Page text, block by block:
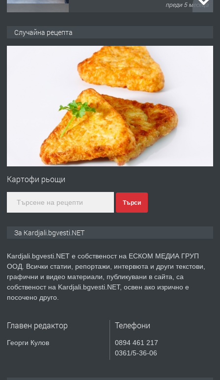
преди 6 месеца
Гараж под наем в супер център
Кърджали
преди 10 месеца
№3972 Парцел в регулация на брега
„Електротехник”/”Електромонтьор”
обучение
преди 1 година
ПРЕДЛАГА
Курсове-
**Прекрасен имот за продажба в
Случайна рецепта
Картофи рьощи
Търси
За Kardjali.bgvesti.NET
Kardjali.bgvesti.NET е собственост на ЕСКОМ МЕДИА ГРУП
ООД. Всички статии, репортажи, интервюта и други текстови,
графични и видео материали, публикувани в сайта, са
собственост на Kardjali.bgvesti.NET, освен ако изрично е
посочено друго.
Главен редактор
Георги Кулов
Телефони
0894 461 217
0361/5-36-06